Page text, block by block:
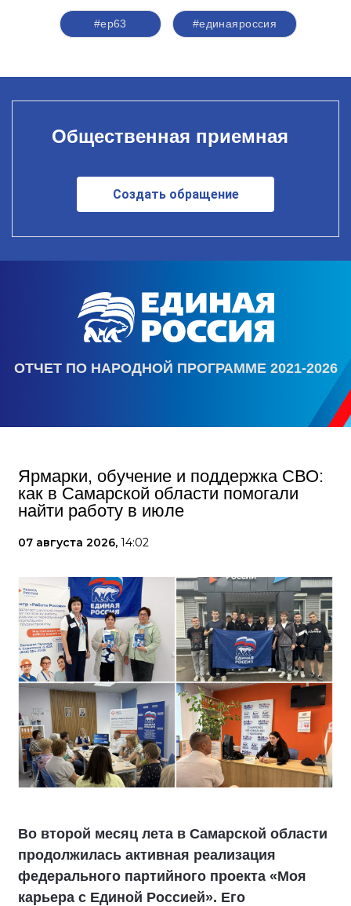
#ер63 #единаяроссия
Общественная приемная
Создать обращение
ОТЧЕТ ПО НАРОДНОЙ ПРОГРАММЕ 2021-2026
Ярмарки, обучение и поддержка СВО:
как в Самарской области помогали
найти работу в июле
07 августа 2026, 14:02
Во второй месяц лета в Самарской области
продолжилась активная реализация
федерального партийного проекта «Моя
карьера с Единой Россией». Его